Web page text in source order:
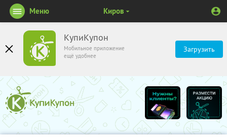
КупиКупон
Мобильное приложение
ещё удобнее
Загрузить
Меню Киров